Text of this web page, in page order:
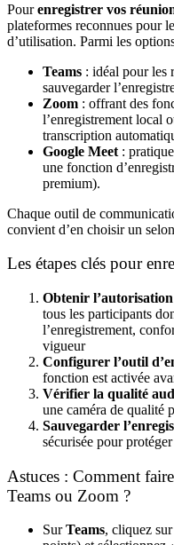
Pourenregistrer vos
plateformes reconnues pour
d’utilisation. Parmi les
Teams : idéal pour les
sauvegarder
Zoom : offrant des
l’enregistrement local
transcription
Google Meet :
une fonction
premium).
Chaque outil de
convient d’en choisir un
Les étapes clés pour
Obtenir
tous les participants
l’enregistrement,
vigueur
Configurer l’outil
fonction est activée
Vérifier la qualité
une caméra de qualité
Sauvegarder
sécurisée pour
Astuces : Comment
Teams ou Zoom ?
SurTeams, cliquez